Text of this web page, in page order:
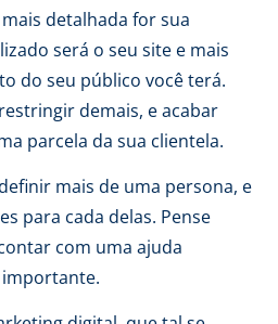
detalhada for sua
será o seu site e mais
do seu público você terá.
demais, e acabar
parcela da sua clientela.
mais de uma persona, e
para cada delas. Pense
com uma ajuda
importante.